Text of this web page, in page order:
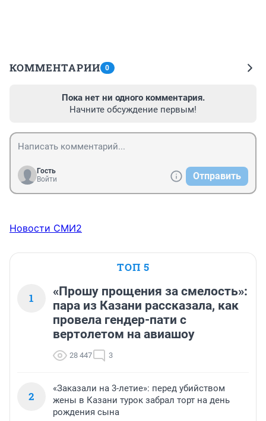
КОММЕНТАРИИ 0
Пока нет ни одного комментария.
Начните обсуждение первым!
Гость
Войти
Отправить
Новости СМИ2
ТОП 5
1
«Прошу прощения за смелость»:
пара из Казани рассказала, как
провела гендер-пати с
вертолетом на авиашоу
28 447 3
2
«Заказали на 3-летие»: перед убийством
жены в Казани турок забрал торт на день
рождения сына